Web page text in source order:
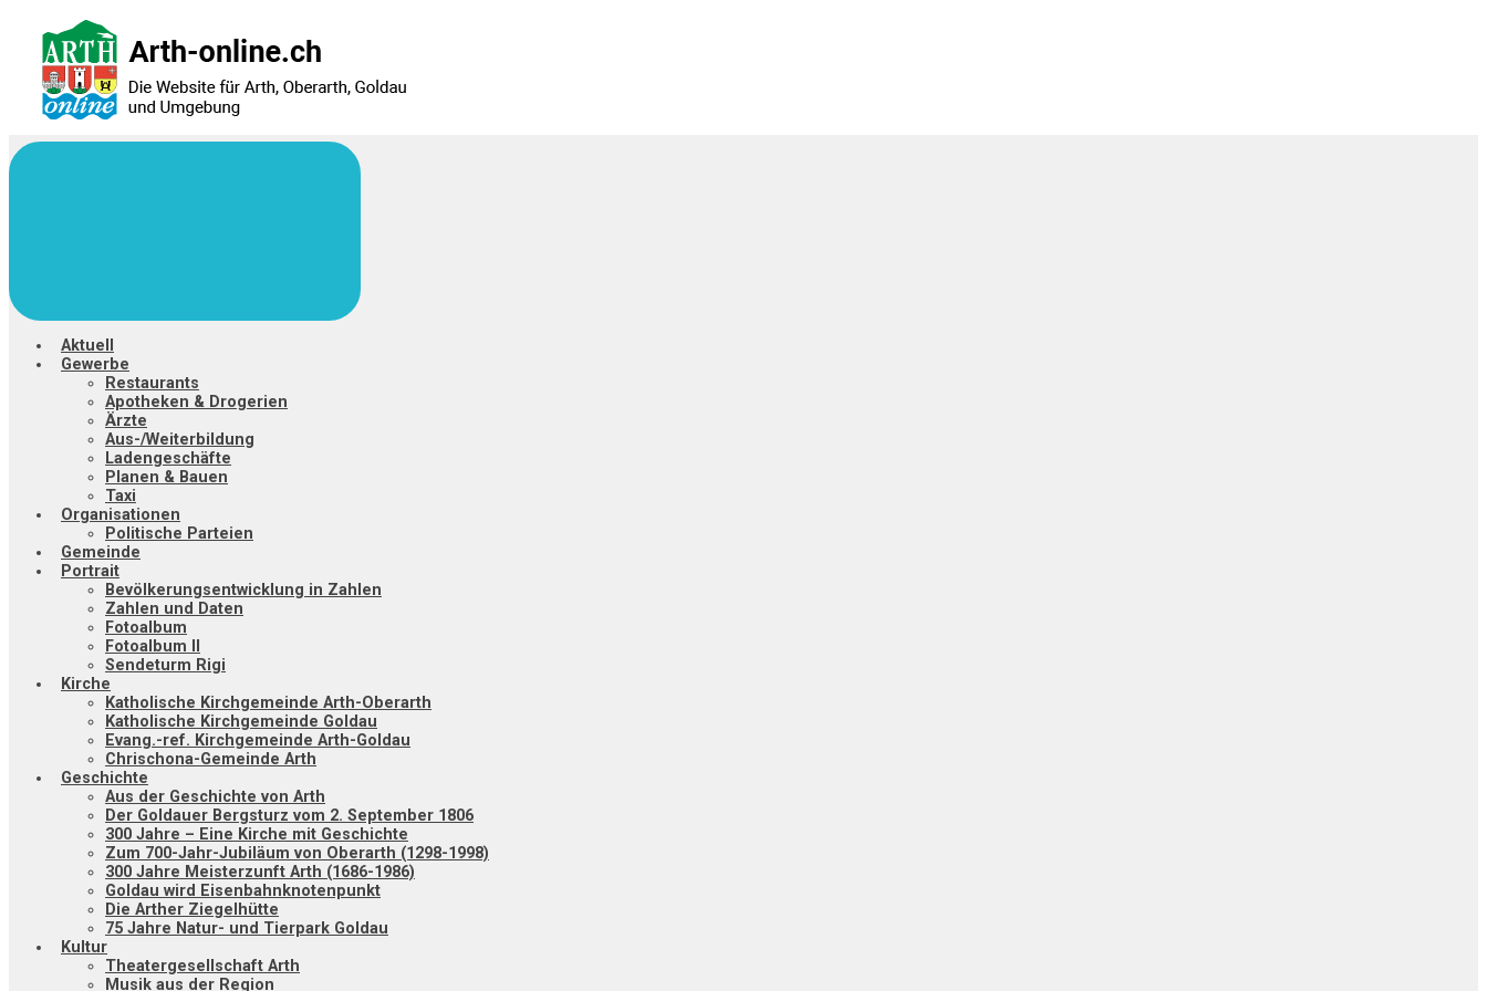
Hauptinhalt
springen
Aktuell
Gewerbe
Restaurants
Apotheken & Drogerien
Ärzte
Aus-/Weiterbildung
Ladengeschäfte
Planen & Bauen
Taxi
Organisationen
Politische Parteien
Gemeinde
Portrait
Bevölkerungsentwicklung in Zahlen
Zahlen und Daten
Fotoalbum
Fotoalbum II
Sendeturm Rigi
Kirche
Katholische Kirchgemeinde Arth-Oberarth
Katholische Kirchgemeinde Goldau
Evang.-ref. Kirchgemeinde Arth-Goldau
Chrischona-Gemeinde Arth
Geschichte
Aus der Geschichte von Arth
Der Goldauer Bergsturz vom 2. September 1806
300 Jahre – Eine Kirche mit Geschichte
Zum 700-Jahr-Jubiläum von Oberarth (1298-1998)
300 Jahre Meisterzunft Arth (1686-1986)
Goldau wird Eisenbahnknotenpunkt
Die Arther Ziegelhütte
75 Jahre Natur- und Tierpark Goldau
Kultur
Theatergesellschaft Arth
Musik aus der Region